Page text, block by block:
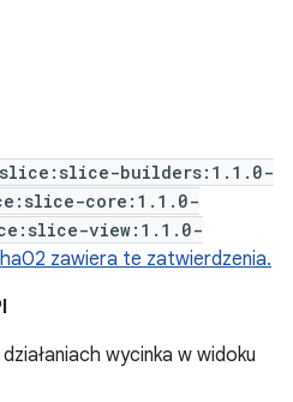
builders:1.1.0-
core:1.1.0-
view:1.1.0-
zawiera te zatwierdzenia.
wycinka w widoku